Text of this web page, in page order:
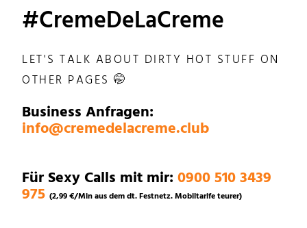
#CremeDeLaCreme
LET'S TALK ABOUT DIRTY HOT STUFF ON
OTHER PAGES 🤭
Business Anfragen:
info@cremedelacreme.club
Für Sexy Calls mit mir:0900 510 3439
975 (2,99 €/Min aus dem dt. Festnetz. Mobiltarife teurer)